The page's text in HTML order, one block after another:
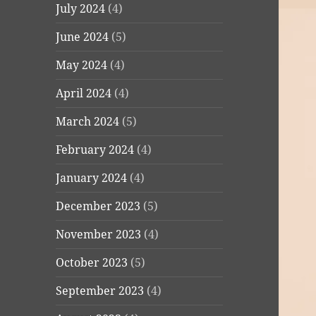
July 2024 (4)
June 2024 (5)
May 2024 (4)
April 2024 (4)
March 2024 (5)
February 2024 (4)
January 2024 (4)
December 2023 (5)
November 2023 (4)
October 2023 (5)
September 2023 (4)